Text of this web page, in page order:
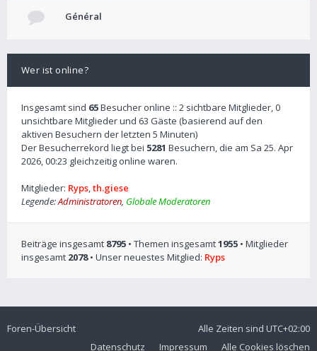
Général
Wer ist online?
Insgesamt sind 65Besucher online :: 2 sichtbare Mitglieder, 0
unsichtbare Mitglieder und 63 Gäste (basierend auf den
aktiven Besuchern der letzten 5 Minuten)
Der Besucherrekord liegt bei 5281 Besuchern, die am Sa 25. Apr
2026, 00:23 gleichzeitig online waren.
Mitglieder: Ryps,th.giese
Legende:Administratoren, Globale Moderatoren
Beiträge insgesamt 8795 • Themen insgesamt1955 • Mitglieder
insgesamt 2078• Unser neuestes Mitglied: Ryps
Foren-Übersicht Alle Zeiten sind UTC+02:00
Alle Cookies löschen
Impressum
Datenschutz